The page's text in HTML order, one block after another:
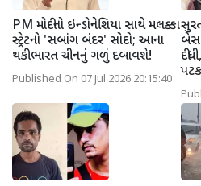
PM મોદીનો ઇન્ડોનેશિયા સાથે મલક્કા
સ્ટ્રેટનો 'સબાંગ બંદર' સોદો; આના
થકી ભારત ચીનનું ગળું દબાવશે!
Published On 07 Jul 2026 20:15:40